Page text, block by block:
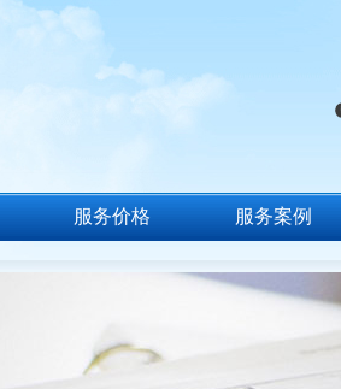
服务价格 服务案例